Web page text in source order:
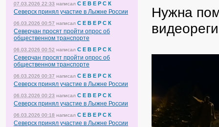
07.03.2026 22:33 написал С Е В Е Р С К
Северск принял участие в Лыжне России
06.03.2026 00:57 написал С Е В Е Р С К
Северчан просят пройти опрос об
общественном транспорте
06.03.2026 00:52 написал С Е В Е Р С К
Северчан просят пройти опрос об
общественном транспорте
06.03.2026 00:37 написал С Е В Е Р С К
Северск принял участие в Лыжне России
06.03.2026 00:23 написал С Е В Е Р С К
Северск принял участие в Лыжне России
06.03.2026 00:18 написал С Е В Е Р С К
Северск принял участие в Лыжне России
Нужна